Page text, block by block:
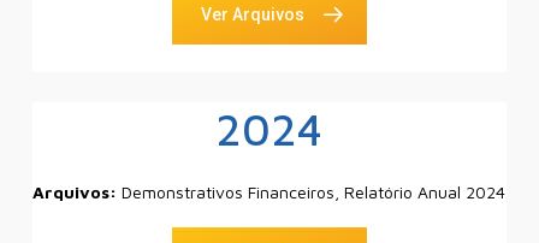
Ver Arquivos
2024
Arquivos:Demonstrativos Financeiros, Relatório Anual 2024